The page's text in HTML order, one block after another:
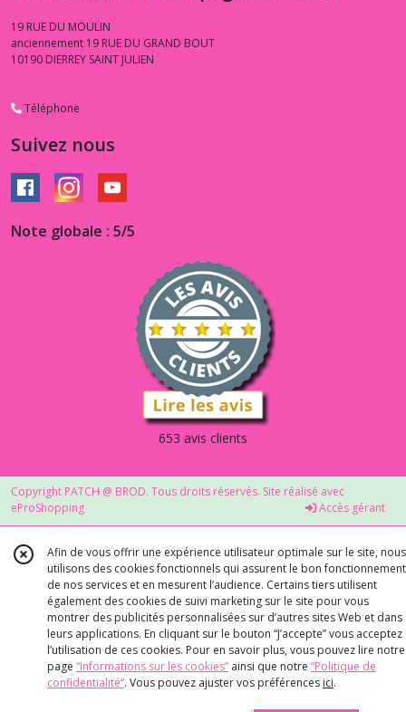
19 RUE DU MOULIN
anciennement 19 RUE DU GRAND BOUT
10190 DIERREY SAINT JULIEN
Téléphone
Suivez nous
Note globale : 5/5
653 avis clients
Copyright PATCH @ BROD. Tous droits réservés. Site réalisé avec
eProShopping
Accès gérant
Afin de vous offrir une expérience utilisateur optimale sur le site, nous
utilisons des cookies fonctionnels qui assurent le bon fonctionnement
de nos services et en mesurent l’audience. Certains tiers utilisent
également des cookies de suivi marketing sur le site pour vous
montrer des publicités personnalisées sur d’autres sites Web et dans
leurs applications. En cliquant sur le bouton “J’accepte” vous acceptez
l’utilisation de ces cookies. Pour en savoir plus, vous pouvez lire notre
page “Informations sur les cookies” ainsi que notre “Politique de
confidentialité“. Vous pouvez ajuster vos préférences ici.